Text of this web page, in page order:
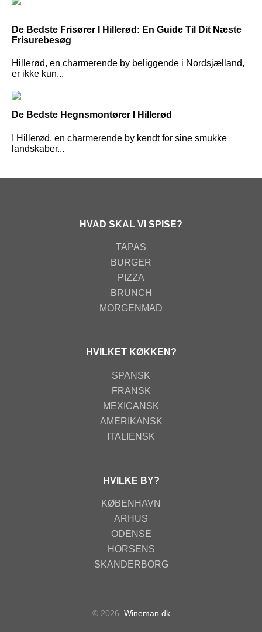
De Bedste Frisører I Hillerød: En Guide Til Dit Næste
Frisurebesøg
Hillerød, en charmerende by beliggende i Nordsjælland,
er ikke kun...
De Bedste Hegnsmontører I Hillerød
I Hillerød, en charmerende by kendt for sine smukke
landskaber...
HVAD SKAL VI SPISE?
TAPAS
BURGER
PIZZA
BRUNCH
MORGENMAD
HVILKET KØKKEN?
SPANSK
FRANSK
MEXICANSK
AMERIKANSK
ITALIENSK
HVILKE BY?
KØBENHAVN
ARHUS
ODENSE
HORSENS
SKANDERBORG
© 2026 Wineman.dk